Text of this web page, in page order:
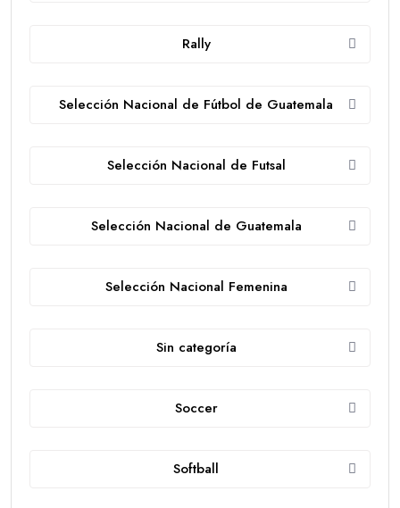
Rally
Selección Nacional de Fútbol de Guatemala
Selección Nacional de Futsal
Selección Nacional de Guatemala
Selección Nacional Femenina
Sin categoría
Soccer
Softball